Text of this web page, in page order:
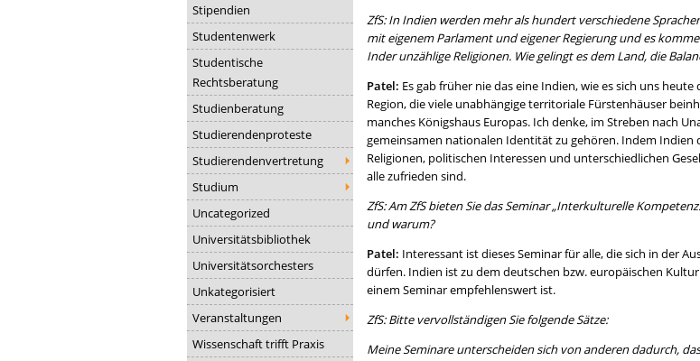
Stipendien
Studentenwerk
Studentische
Rechtsberatung
Studienberatung
Studierendenproteste
Studierendenvertretung
Studium
Uncategorized
Universitätsbibliothek
Universitätsorchesters
Unkategorisiert
Veranstaltungen
Wissenschaft trifft Praxis
ZfS: In Indien werden mehr als hundert verschiedene
mit eigenem Parlament und eigener Regierung und es
Inder unzählige Religionen. Wie gelingt es dem Land, die
Patel: Es gab früher nie das eine Indien, wie es sich uns
Region, die viele unabhängige territoriale Fürstenhäuser
manches Königshaus Europas. Ich denke, im Streben nach
gemeinsamen nationalen Identität zu gehören. Indem
Religionen, politischen Interessen und unterschiedlichen
alle zufrieden sind.
ZfS: Am ZfS bieten Sie das Seminar „Interkulturelle
und warum?
Patel: Interessant ist dieses Seminar für alle, die sich in der
dürfen. Indien ist zu dem deutschen bzw. europäischen
einem Seminar empfehlenswert ist.
ZfS: Bitte vervollständigen Sie folgende Sätze:
Meine Seminare unterscheiden sich von anderen dadurch,